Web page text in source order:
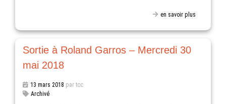
en savoir plus
Sortie à Roland Garros – Mercredi 30
mai 2018
13 mars 2018 par tcc
Archivé